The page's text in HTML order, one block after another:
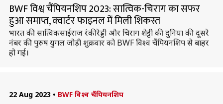
BWF विश्व चैंपियनशिप 2023: सात्विक-चिराग का सफर
हुआ समाप्त, क्वार्टर फाइनल में मिली शिकस्त
भारत की सात्विकसाईराज रंकीरेड्डी और चिराग शेट्टी की दुनिया की दूसरे
नंबर की पुरुष युगल जोड़ी शुक्रवार को BWF विश्व चैंपियनशिप से बाहर
हो गई।
22 Aug 2023 • BWF विश्व चैंपियनशिप